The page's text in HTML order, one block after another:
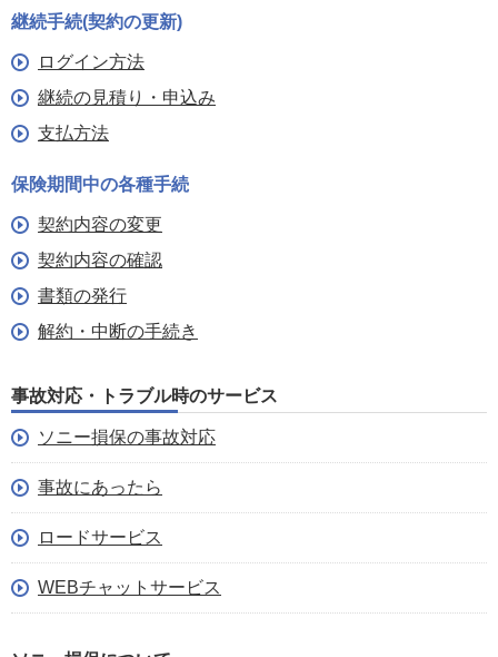
保険期間中の各種手続
契約内容の変更
契約内容の確認
書類の発行
解約・中断の手続き
継続手続(契約の更新)
ログイン方法
継続の見積り・申込み
支払方法
事故対応・トラブル時のサービス
ソニー損保の事故対応
事故にあったら
ロードサービス
WEBチャットサービス